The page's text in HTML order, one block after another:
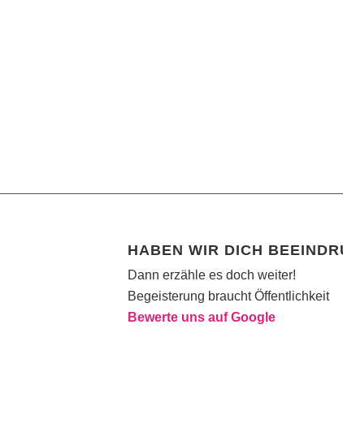
HABEN WIR DICH
Dann erzähle es doch weiter!
Begeisterung braucht Öffentlichkeit
Bewerte uns auf Google